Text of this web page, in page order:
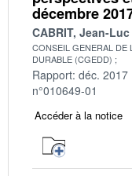
décembre
CABRIT, Jean-Luc
CONSEIL GENERAL DE
DURABLE (CGEDD)
Rapport: déc. 2017
n°010649-01
Accéder à la notice